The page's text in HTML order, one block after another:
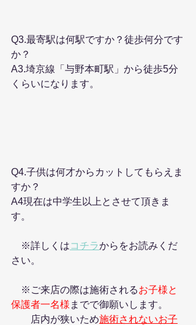
Q3.最寄駅は何駅ですか？徒歩何分です
か？
A3.埼京線「与野本町駅」から徒歩5分
くらいになります。
Q4.子供は何才からカットしてもらえま
すか？
A4現在は中学生以上とさせて頂きま
す。
※詳しくはコチラからをお読みくだ
さい。
※ご来店の際は施術されるお子様と
保護者一名様 までで御願いします。
店内が狭いため施術されないお子